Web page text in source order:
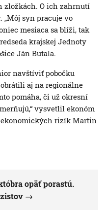
zložkách. O ich zahrnutí
„Môj syn pracuje vo
mesiaca sa blíži, tak
krajskej Jednoty
Ján Butala.
navštíviť pobočku
aj na regionálne
pomáha, či už okresní
vysvetlil ekonóm
rizík Martin
opäť porastú.